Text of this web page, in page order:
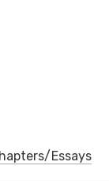
Essays